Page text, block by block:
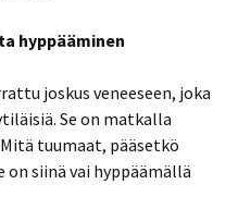
hyppääminen
joskus veneeseen, joka
Se on matkalla
tuumaat, pääsetkö
siinä vai hyppäämällä